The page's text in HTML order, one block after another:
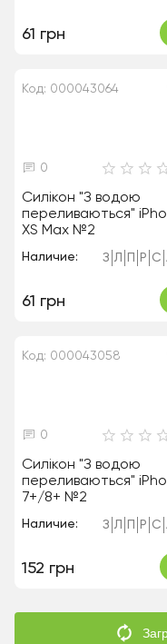
61 грн
Код: 000043064
0
Силікон "З водою
переливаються"
XS Max №2
Наличие: З Л Р С
61 грн
Код: 000043058
0
Силікон "З водою
переливаються"
7+/8+ №2
Наличие: З Л Р С
152 грн